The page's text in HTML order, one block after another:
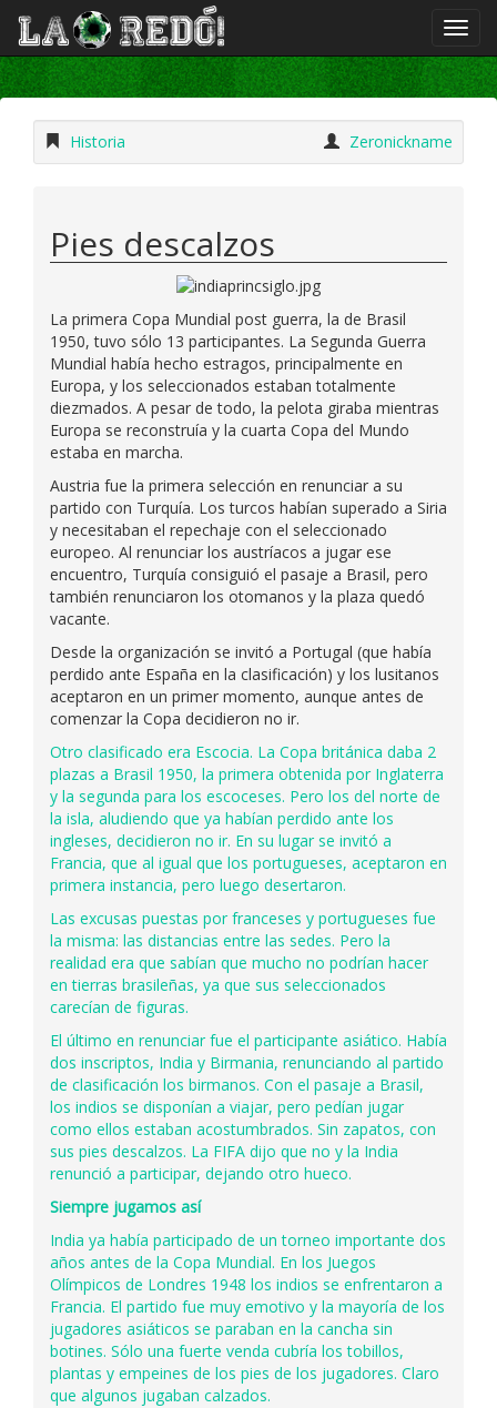
Historia Zeronickname
Pies descalzos
La primera Copa Mundial post guerra, la de Brasil
1950, tuvo sólo 13 participantes. La Segunda Guerra
Mundial había hecho estragos, principalmente en
Europa, y los seleccionados estaban totalmente
diezmados. A pesar de todo, la pelota giraba mientras
Europa se reconstruía y la cuarta Copa del Mundo
estaba en marcha.
Austria fue la primera selección en renunciar a su
partido con Turquía. Los turcos habían superado a Siria
y necesitaban el repechaje con el seleccionado
europeo. Al renunciar los austríacos a jugar ese
encuentro, Turquía consiguió el pasaje a Brasil, pero
también renunciaron los otomanos y la plaza quedó
vacante.
Desde la organización se invitó a Portugal (que había
perdido ante España en la clasificación) y los lusitanos
aceptaron en un primer momento, aunque antes de
comenzar la Copa decidieron no ir.
Otro clasificado era Escocia. La Copa británica daba 2
plazas a Brasil 1950, la primera obtenida por Inglaterra
y la segunda para los escoceses. Pero los del norte de
la isla, aludiendo que ya habían perdido ante los
ingleses, decidieron no ir. En su lugar se invitó a
Francia, que al igual que los portugueses, aceptaron en
primera instancia, pero luego desertaron.
Las excusas puestas por franceses y portugueses fue
la misma: las distancias entre las sedes. Pero la
realidad era que sabían que mucho no podrían hacer
en tierras brasileñas, ya que sus seleccionados
carecían de figuras.
El último en renunciar fue el participante asiático. Había
dos inscriptos, India y Birmania, renunciando al partido
de clasificación los birmanos. Con el pasaje a Brasil,
los indios se disponían a viajar, pero pedían jugar
como ellos estaban acostumbrados. Sin zapatos, con
sus pies descalzos. La FIFA dijo que no y la India
renunció a participar, dejando otro hueco.
Siempre jugamos así
India ya había participado de un torneo importante dos
años antes de la Copa Mundial. En los Juegos
Olímpicos de Londres 1948 los indios se enfrentaron a
Francia. El partido fue muy emotivo y la mayoría de los
jugadores asiáticos se paraban en la cancha sin
botines. Sólo una fuerte venda cubría los tobillos,
plantas y empeines de los pies de los jugadores. Claro
que algunos jugaban calzados.